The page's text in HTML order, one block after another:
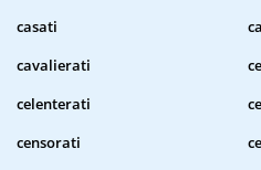
casati
cavalierati
celenterati
censorati